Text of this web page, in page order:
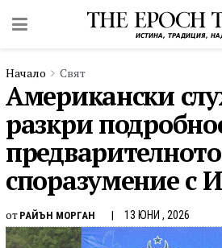
Начало Свят
Американски
разкри
предварителното
споразумение с
от РАЙЪН МОРГАН 13 ЮНИ , 2026